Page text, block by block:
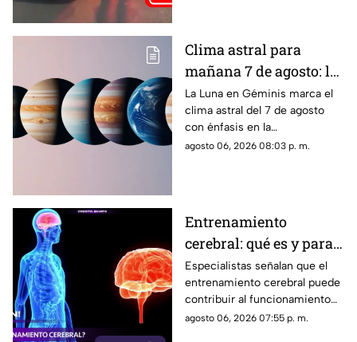
Clima astral para
mañana 7 de agosto: la
Luna cambia a Géminis
y favorece la
comunicación
La Luna en Géminis marca el
clima astral del 7 de agosto
con énfasis en la
comunicación, las ideas y los
agosto 06, 2026 08:03 p. m.
Entrenamiento
cerebral: qué es y para
qué sirve
Especialistas señalan que el
entrenamiento cerebral puede
contribuir al funcionamiento
cognitivo cuando se combina
agosto 06, 2026 07:55 p. m.